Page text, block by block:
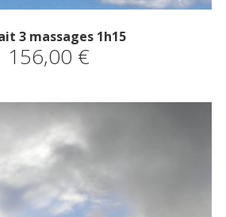
3 massages 1h15
156,00 €